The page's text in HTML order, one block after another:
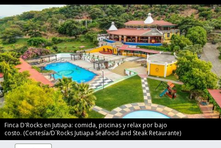
Finca D'Rocks en Jutiapa: comida, piscinas y relax por bajo
costo. (Cortesía/D´Rocks Jutiapa Seafood and Steak Retaurante)